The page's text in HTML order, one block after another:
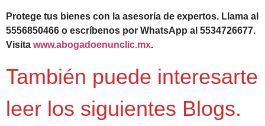
Protege tus bienes con la asesoría de expertos. Llama al
5556850466 o escríbenos por WhatsApp al 5534726677.
Visita www.abogadoenunclic.mx.
También puede interesarte
leer los siguientes Blogs.